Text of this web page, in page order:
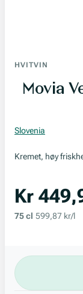
HVITVIN
Movia
Slovenia
Kremet, høy
Kr
75 cl 599,87 kr/l